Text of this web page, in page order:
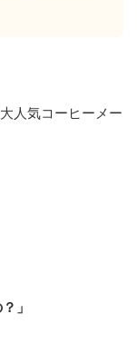
人気コーヒーメー
」